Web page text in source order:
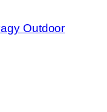
Outdoor